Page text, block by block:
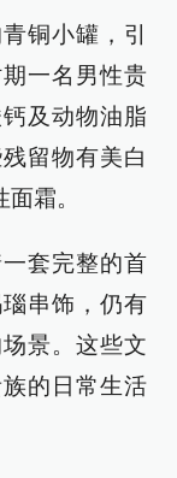
铜小罐，引
一名男性贵
及动物油脂
留物有美白
霜。
套完整的首
串饰，仍有
景。这些文
的日常生活